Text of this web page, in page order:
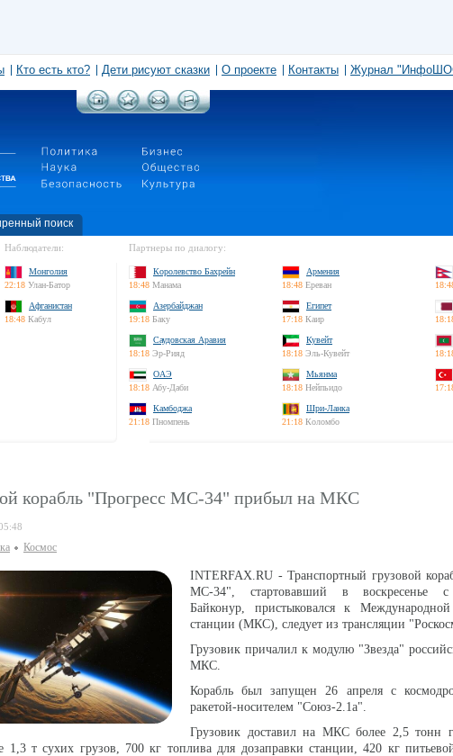
Кто есть кто? Дети рисуют сказки О проекте Контакты Журнал
поиск
Наблюдатели:
Монголия
22:18 Улан-Батор
Афганистан
18:48 Кабул
Партнеры по диалогу:
Королевство Бахрейн
18:48 Манама
Армения
18:48 Ереван
Азербайджан
19:18 Баку
Египет
17:18 Каир
Саудовская Аравия
18:18 Эр-Рияд
Кувейт
18:18 Эль-Кувейт
ОАЭ
18:18 Абу-Даби
Мьянма
18:18 Нейпьидо
Камбоджа
21:18 Пномпень
Шри-Ланка
21:18 Коломбо
корабль "Прогресс МС-34" прибыл на МКС
Космос
INTERFAX.RU - Транспортный грузовой
МС-34", стартовавший в воскресенье с
Байконур, пристыковался к Международной
станции (МКС), следует из трансляции
Грузовик причалил к модулю "Звезда"
МКС.
Корабль был запущен 26 апреля с
ракетой-носителем "Союз-2.1а".
Грузовик доставил на МКС более 2,5 тонн
1,3 т сухих грузов, 700 кг топлива для дозаправки станции, 420 кг